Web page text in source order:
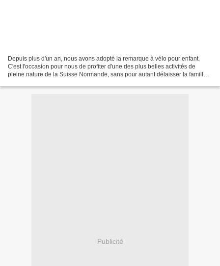
Depuis plus d'un an, nous avons adopté la remarque à vélo pour enfant.
C'est l'occasion pour nous de profiter d'une des plus belles activités de
pleine nature de la Suisse Normande, sans pour autant délaisser la famille.
Publicité